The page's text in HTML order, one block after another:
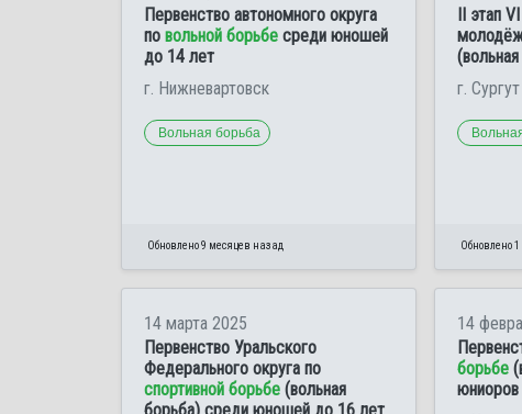
Первенство автономного округа
по вольной борьбе среди юношей
до 14 лет
г. Нижневартовск
Вольная борьба
Обновлено 9 месяцев назад
II этап
г. Сургут
Обновлено
14 марта 2025
Первенство Уральского
Федерального округа по
спортивной борьбе (вольная
14
борьбе